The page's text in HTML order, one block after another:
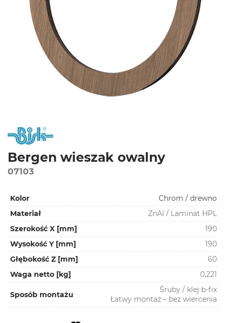
Bergen wieszak owalny
07103
Kolor
Chrom / drewno
Materiał
ZnAl / Laminat HPL
Szerokość X [mm]
190
Wysokość Y [mm]
190
Głębokość Z [mm]
60
Waga netto [kg]
0,221
Sposób montażu
Śruby / klej b-fix
Łatwy montaż – bez wiercenia